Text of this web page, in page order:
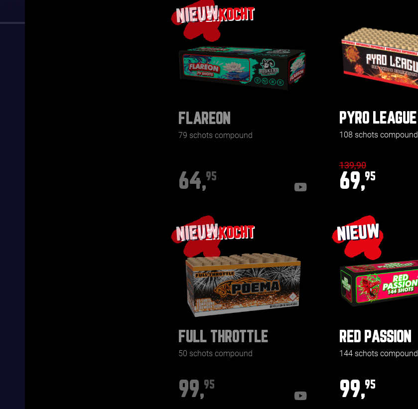
NIEUW
FLAREON
79 schots compound
64,95
PYRO LEAGUE
108 schots compound
139,90
69,95
NIEUW
FULL THROTTLE
50 schots compound
99,95
NIEUW
RED PASSION
144 schots compound
99,95